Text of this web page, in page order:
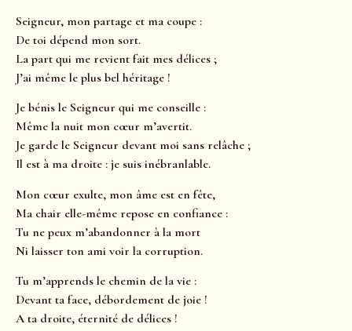
Seigneur, mon partage et ma coupe :
De toi dépend mon sort.
La part qui me revient fait mes délices ;
J’ai même le plus bel héritage !
Je bénis le Seigneur qui me conseille :
Même la nuit mon cœur m’avertit.
Je garde le Seigneur devant moi sans relâche ;
Il est à ma droite : je suis inébranlable.
Mon cœur exulte, mon âme est en fête,
Ma chair elle-même repose en confiance :
Tu ne peux m’abandonner à la mort
Ni laisser ton ami voir la corruption.
Tu m’apprends le chemin de la vie :
Devant ta face, débordement de joie !
A ta droite, éternité de délices !